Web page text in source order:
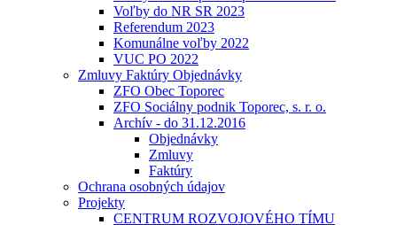
Voľby do NR SR 2023
Referendum 2023
Komunálne voľby 2022
VUC PO 2022
Zmluvy Faktúry Objednávky
ZFO Obec Toporec
ZFO Sociálny podnik Toporec, s. r. o.
Archív - do 31.12.2016
Objednávky
Zmluvy
Faktúry
Ochrana osobných údajov
Projekty
CENTRUM ROZVOJOVÉHO TÍMU